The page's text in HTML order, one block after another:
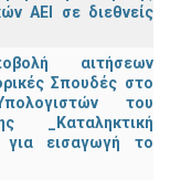
ΑΕΙ σε διεθνείς
αιτήσεων
Σπουδές στο
του
_Καταληκτική
για εισαγωγή το